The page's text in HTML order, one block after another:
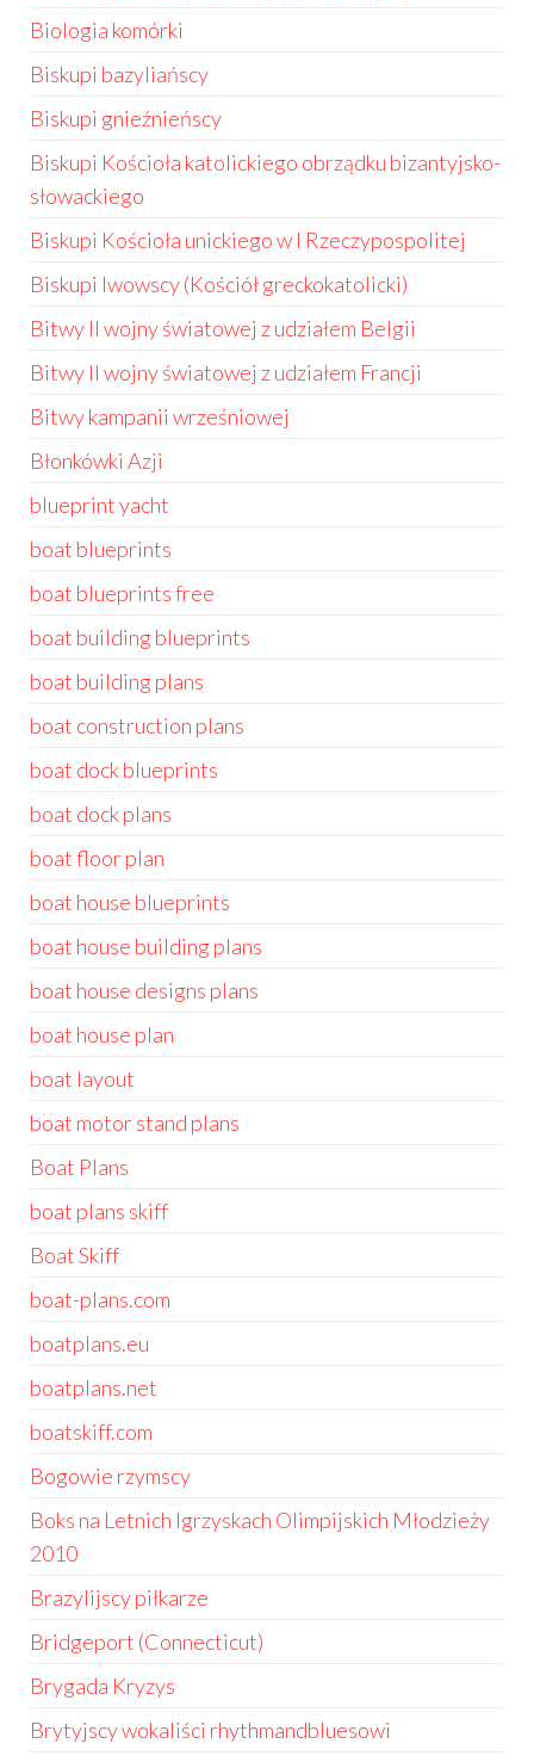
Biologia komórki
Biskupi bazyliańscy
Biskupi gnieźnieńscy
Biskupi Kościoła katolickiego obrządku bizantyjsko-
słowackiego
Biskupi Kościoła unickiego w I Rzeczypospolitej
Biskupi lwowscy (Kościół greckokatolicki)
Bitwy II wojny światowej z udziałem Belgii
Bitwy II wojny światowej z udziałem Francji
Bitwy kampanii wrześniowej
Błonkówki Azji
blueprint yacht
boat blueprints
boat blueprints free
boat building blueprints
boat building plans
boat construction plans
boat dock blueprints
boat dock plans
boat floor plan
boat house blueprints
boat house building plans
boat house designs plans
boat house plan
boat layout
boat motor stand plans
Boat Plans
boat plans skiff
Boat Skiff
boat-plans.com
boatplans.eu
boatplans.net
boatskiff.com
Bogowie rzymscy
Boks na Letnich Igrzyskach Olimpijskich Młodzieży
2010
Brazylijscy piłkarze
Bridgeport (Connecticut)
Brygada Kryzys
Brytyjscy wokaliści rhythmandbluesowi